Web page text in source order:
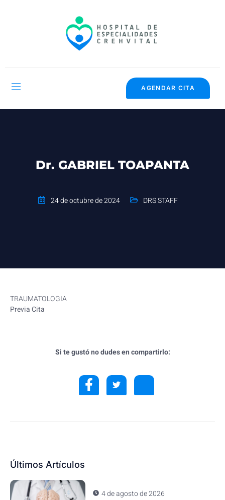
AGENDAR CITA
Dr. GABRIEL TOAPANTA
24 de octubre de 2024 DRS STAFF
TRAUMATOLOGIA
Previa Cita
Si te gustó no dudes en compartirlo:
Últimos Artículos
4 de agosto de 2026